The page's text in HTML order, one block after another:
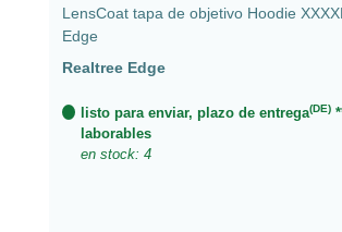
LensCoat tapa de objetivo Hoodie
Edge
Realtree Edge
listo para enviar, plazo de entrega(DE)
laborables
en stock: 4